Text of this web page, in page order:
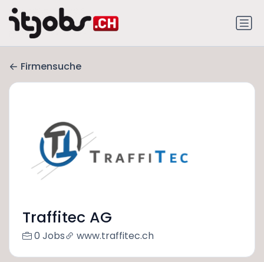
Firmensuche
Traffitec AG
0 Jobs www.traffitec.ch